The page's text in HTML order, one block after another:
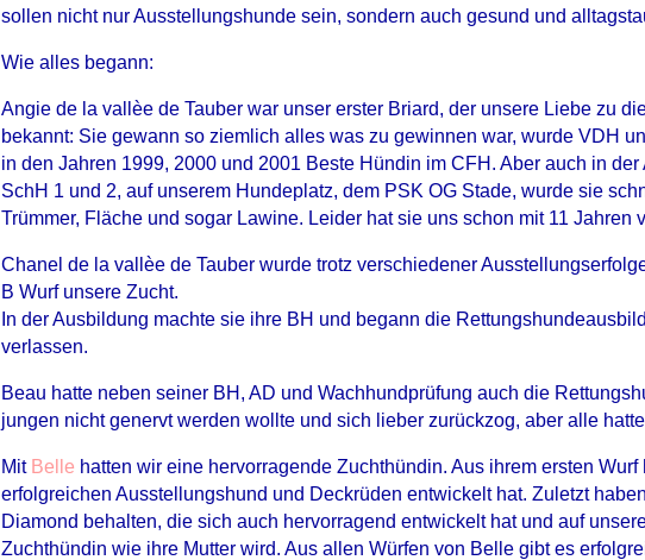
sollen nicht nur Ausstellungshunde sein, sondern auch gesund und
Wie alles begann:
Angie de la vallèe de Tauber war unser erster Briard, der unsere Liebe zu
bekannt: Sie gewann so ziemlich alles was zu gewinnen war, wurde VDH
in den Jahren 1999, 2000 und 2001 Beste Hündin im CFH. Aber auch in
SchH 1 und 2, auf unserem Hundeplatz, dem PSK OG Stade, wurde sie
Trümmer, Fläche und sogar Lawine. Leider hat sie uns schon mit 11 Jahren
Chanel de la vallèe de Tauber wurde trotz verschiedener
B Wurf unsere Zucht.
In der Ausbildung machte sie ihre BH und begann die
verlassen.
Beau hatte neben seiner BH, AD und Wachhundprüfung auch die
jungen nicht genervt werden wollte und sich lieber zurückzog, aber alle
Mit Belle hatten wir eine hervorragende Zuchthündin. Aus ihrem ersten
erfolgreichen Ausstellungshund und Deckrüden entwickelt hat. Zuletzt
Diamond behalten, die sich auch hervorragend entwickelt hat und auf
Zuchthündin wie ihre Mutter wird. Aus allen Würfen von Belle gibt es